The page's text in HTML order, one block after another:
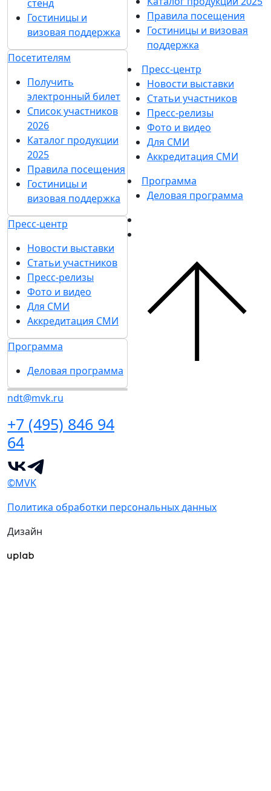
стенд
Гостиницы и
визовая поддержка
Посетителям
Получить
электронный билет
Список участников
2026
Каталог продукции
2025
Правила посещения
Гостиницы и
визовая поддержка
Пресс-центр
Новости выставки
Статьи участников
Пресс-релизы
Фото и видео
Для СМИ
Аккредитация СМИ
Программа
Деловая программа
ndt@mvk.ru
+7 (495) 846 94
64
Правила посещения
Гостиницы и визовая
поддержка
Пресс-центр
Новости выставки
Статьи участников
Пресс-релизы
Фото и видео
Для СМИ
Аккредитация СМИ
Программа
Деловая программа
©MVK
Политика обработки персональных данных
Дизайн